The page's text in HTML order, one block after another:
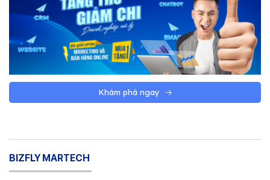
Khám phá ngay
BIZFLY MARTECH